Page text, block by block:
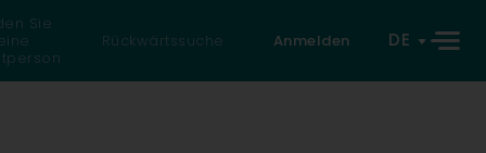
Sie
Rückwärtssuche Anmelden DE